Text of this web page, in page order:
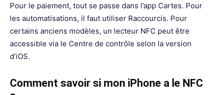
Pour le paiement, tout se passe dans l’app Cartes. Pour
les automatisations, il faut utiliser Raccourcis. Pour
certains anciens modèles, un lecteur NFC peut être
accessible via le Centre de contrôle selon la version
d’iOS.
Comment savoir si mon iPhone a le NFC